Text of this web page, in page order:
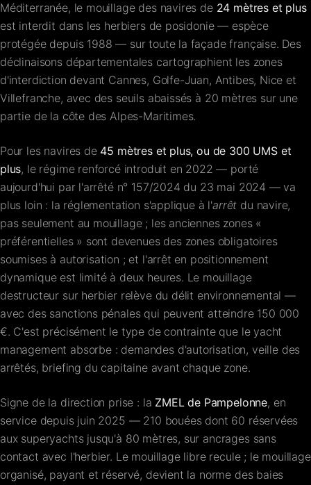
Méditerranée, le mouillage des navires de 24 mètres et plus
est interdit dans les herbiers de posidonie — espèce
protégée depuis 1988 — sur toute la façade française. Des
déclinaisons départementales cartographient les zones
d'interdiction devant Cannes, Golfe-Juan, Antibes, Nice et
Villefranche, avec des seuils abaissés à 20 mètres sur une
partie de la côte des Alpes-Maritimes.
Pour les navires de 45 mètres et plus, ou de 300 UMS et
plus, le régime renforcé introduit en 2022 — porté
aujourd'hui par l'arrêté n° 157/2024 du 23 mai 2024 — va
plus loin : la réglementation s'applique à l'arrêt du navire,
pas seulement au mouillage ; les anciennes zones «
préférentielles » sont devenues des zones obligatoires
soumises à autorisation ; et l'arrêt en positionnement
dynamique est limité à deux heures. Le mouillage
destructeur sur herbier relève du délit environnemental —
avec des sanctions pénales qui peuvent atteindre 150 000
€. C'est précisément le type de contrainte que leyacht
management absorbe : demandes d'autorisation, veille des
arrêtés, briefing du capitaine avant chaque zone.
Signe de la direction prise : la ZMEL de Pampelonne, en
service depuis juin 2025 — 210 bouées dont 60 réservées
aux superyachts jusqu'à 80 mètres, sur ancrages sans
contact avec l'herbier. Le mouillage libre recule ; le mouillage
organisé, payant et réservé, devient la norme des baies